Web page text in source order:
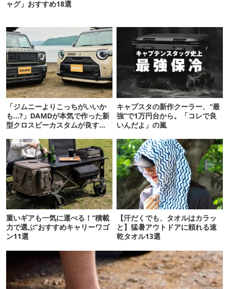
ャグ」おすすめ18選
「ジムニーよりこっちがいいか
も…?」DAMDが本気で作った新
型クロスビーカスタムが良すぎ
キャプスタの新作クーラー、“最
強”で1万円台から。「コレで良
いんだよ」の嵐
重いギアも一気に運べる！“積載
力で選ぶ”おすすめキャリーワゴ
ン11選
【汗だくでも、タオルはカラッ
と】猛暑アウトドアに頼れる速
乾タオル13選